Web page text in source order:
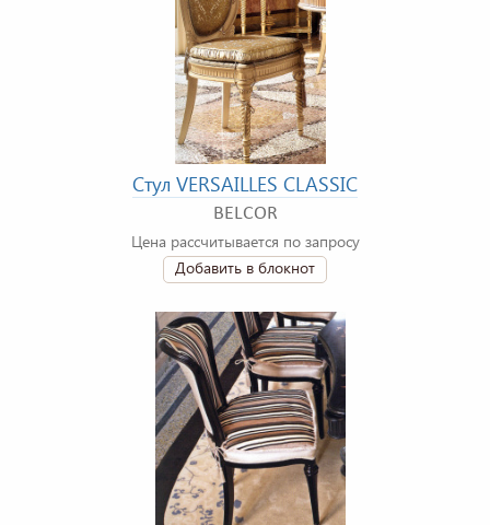
Стул VERSAILLES CLASSIC
BELCOR
Цена рассчитывается по запросу
Добавить в блокнот